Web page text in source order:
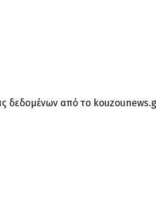
δεδομένων από το